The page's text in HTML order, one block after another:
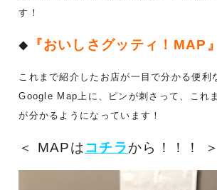
す！
◆ 『おいしさグッティ！ MAP 』
これまで紹介したお店が一目で分かる便利
Google Map上に、ピンが刺さって、これ
が分かるようになっています！
＜ MAPはコチラから！！！ ＞